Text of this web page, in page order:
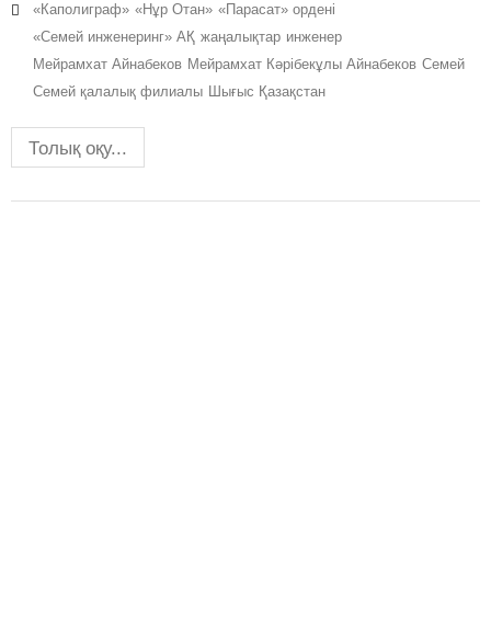
«Каполиграф» «Нұр Отан» «Парасат» ордені
«Семей инженеринг» АҚ жаңалықтар инженер
Мейрамхат Айнабеков Мейрамхат Кәрібекұлы Айнабеков Семей
Семей қалалық филиалы Шығыс Қазақстан
Толық оқу...